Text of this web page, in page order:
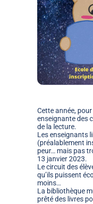
Cette année,
enseignante des
de la lecture.
Les enseignants
(préalablement
peur… mais pas
13 janvier 2023.
Le circuit des
qu’ils puissent
moins…
La bibliothèque
prêté des livres